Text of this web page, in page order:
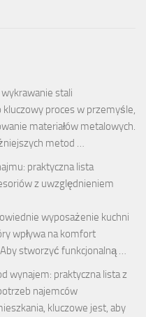
stali
proces w przemyśle,
materiałów metalowych.
metod …
praktyczna lista
z uwzględnieniem
wyposażenie kuchni
wpływa na komfort
stworzyć funkcjonalną …
wynajem: praktyczna lista z
najemców
kluczowe jest, aby